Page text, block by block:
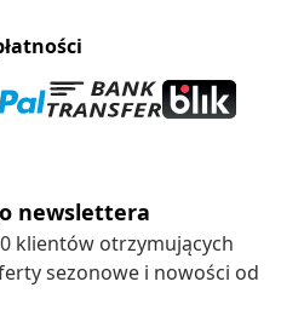
newslettera
klientów otrzymujących
sezonowe i nowości od